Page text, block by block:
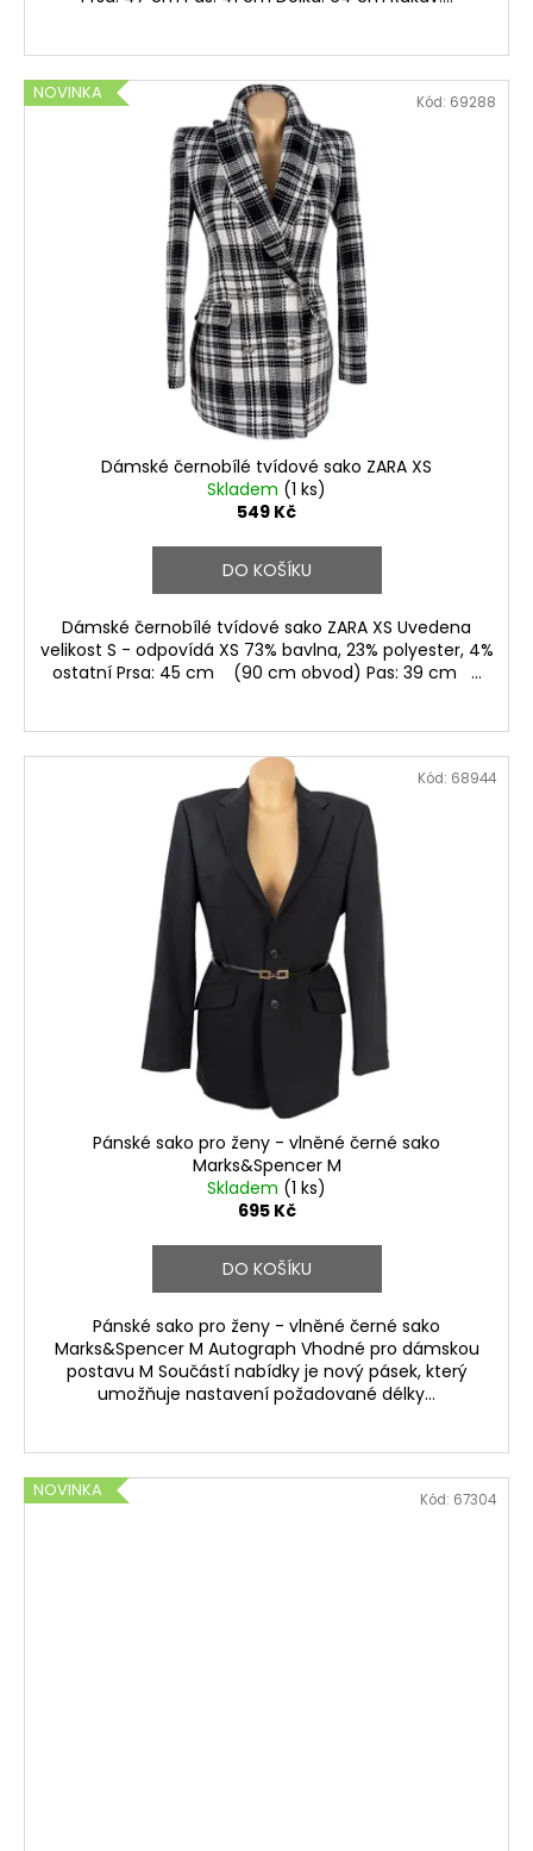
NOVINKA
Dámské černobílé tvídové sako ZARA XS
Skladem (1 ks)
549 Kč
DO KOŠÍKU
Dámské černobílé tvídové sako ZARA XS Uvedena
velikost S - odpovídá XS 73% bavlna, 23% polyester, 4%
ostatní Prsa: 45 cm (90 cm obvod) Pas: 39 cm ...
Kód: 69288
Pánské sako pro ženy - vlněné černé sako
Marks&Spencer M
Skladem (1 ks)
695 Kč
DO KOŠÍKU
Pánské sako pro ženy - vlněné černé sako
Marks&Spencer M Autograph Vhodné pro dámskou
postavu M Součástí nabídky je nový pásek, který
umožňuje nastavení požadované délky...
Kód: 68944
NOVINKA Kód: 67304